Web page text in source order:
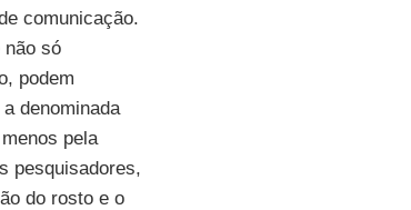
comunicação.
não só
podem
denominada
pela
pesquisadores,
do rosto e o